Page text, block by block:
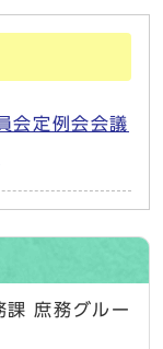
会定例会会議
課 庶務グルー